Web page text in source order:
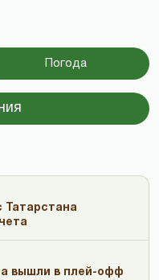
Погода
Татарстана
вышли в плей-офф